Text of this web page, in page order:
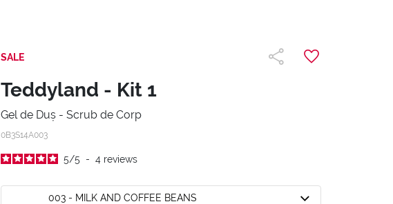
SALE
Teddyland - Kit 1
Gel de Duș - Scrub de Corp
0B3S14A003
5/5 - 4 reviews
003 - MILK AND COFFEE BEANS